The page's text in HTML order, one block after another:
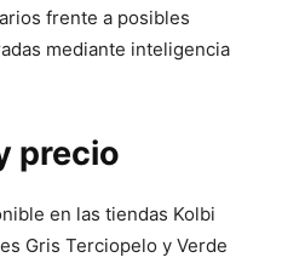
frente a posibles
mediante inteligencia
precio
en las tiendas Kolbi
Gris Terciopelo y Verde